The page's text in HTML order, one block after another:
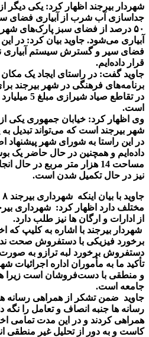
شهردار بیرجند اظهار کرد: یکی دیگر
جداسازی آب شرب از آبیاری فضای
۵۰ درصد از فضای سبز پارک‌های
آبیاری می‌شود. جاوید بیان کرد: در
فضای سیر و گسترش سیستم آبیاری
قرار داده‌ایم.
جاوید گفت: در راستای ایجاد یک
برنامه‌های فرهنگی در شهر بیرجند
در تقاطع
است.
وی اظهار کرد: خیابان جمهوری یکی
شهر بیرجند است که می‌تواند تبدیل
در این راستا به شورای شهر پیشنهاد
داده‌ایم و همچنین در حال حاضر یک
مساحت 14 هزار متر مربع در
نیز در حال تکمیل شدن است.
جاوید با بیان اینکه شهرداری بیرجند ۸
مختلف دارد اظهار کرد: شهرداری
از ادارات و ارگان ها نیز طلب دارد.
شهردار بیرجند با اشاره به کلیپ که
برخورد فیزیکی با دستفروش صحت
دستفروش برخورد لبه ترازو به
تأکید ما به مأموران اداره اجرائیات
و منطقی با دست‌فروشان است
جامعه است.
جاوید ضمن تشکر از همراهی رسانه
رسانه ها جنبه انصاف و تعامل را نگه
همراهی کردند و در این مدت تمامی
کاست و به دور از تحلیل غیر منطقی